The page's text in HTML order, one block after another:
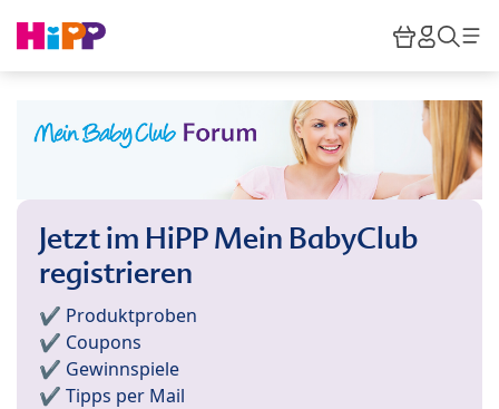
HiPP
Jetzt im HiPP Mein BabyClub
registrieren
✔️ Produktproben
✔️ Coupons
✔️ Gewinnspiele
✔️ Tipps per Mail